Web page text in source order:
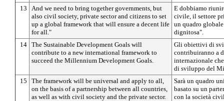
13
And we need to bring together governments, but
also civil society, private sector and citizens to set
up a global framework that will ensure a decent life
for all."
E dobbiamo
civile, il settore
un quadro
dignitosa".
14 The Sustainable Development Goals will
contribute to a new international framework to
succeed the Millennium Development Goals.
Gli obiettivi di
contribuiranno a
internazionale
di sviluppo del
15
The framework will be universal and apply to all,
on the basis of a partnership between all countries,
as well as with civil society and the private sector.
Sarà un quadro
basato su un
con la società